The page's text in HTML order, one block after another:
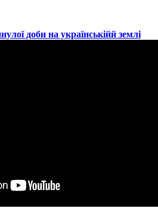
доби на українськійй землі